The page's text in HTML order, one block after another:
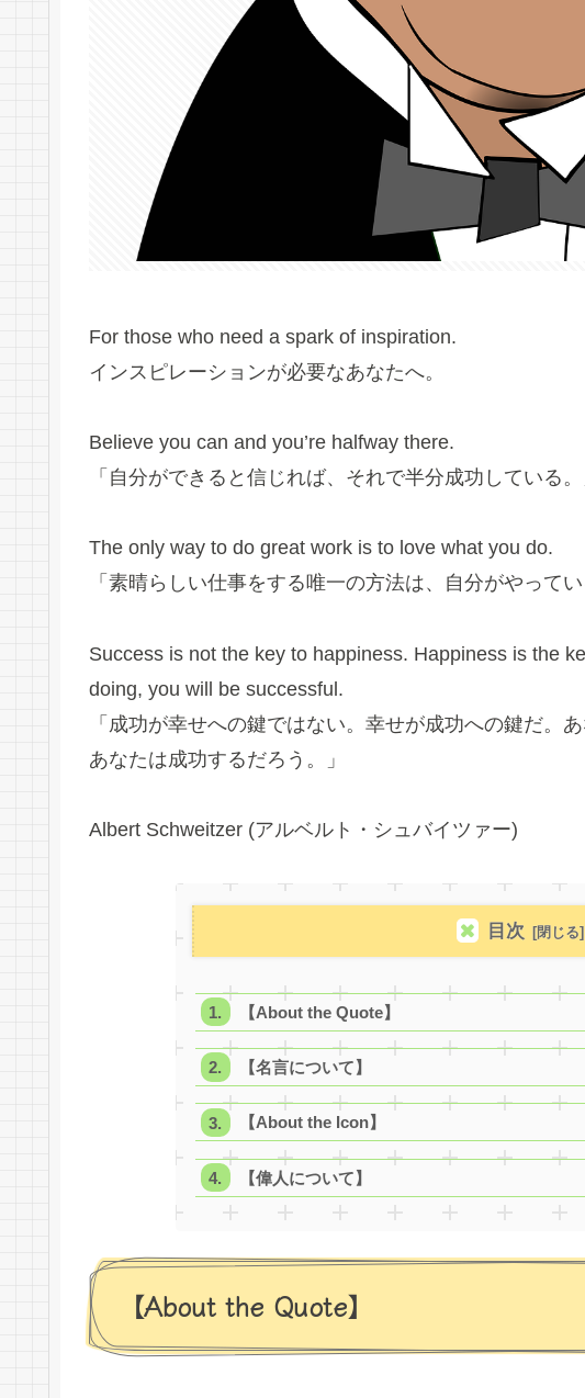
For those who need a spark of inspiration.
インスピレーションが必要なあなたへ。
Believe you can and you’re halfway there.
「自分ができると信じれば、それで半分成功している。
The only way to do great work is to love what you do.
「素晴らしい仕事をする唯一の方法は、自分がやって
Success is not the key to happiness. Happiness is the
doing, you will be successful.
「成功が幸せへの鍵ではない。幸せが成功への鍵だ。
あなたは成功するだろう。」
Albert Schweitzer (アルベルト・シュバイツァー)
目次
【About the Quote】
【名言について】
【About the Icon】
【偉人について】
【About the Quote】